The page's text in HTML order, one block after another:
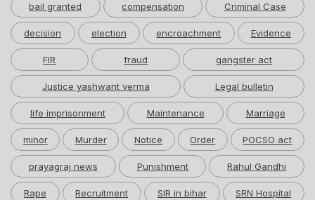
bail granted compensation Criminal Case
decision election encroachment Evidence
FIR fraud gangster act
Justice yashwant verma Legal bulletin
life imprisonment Maintenance Marriage
minor Murder Notice Order POCSO act
prayagraj news Punishment Rahul Gandhi
Rape Recruitment SIR in bihar SRN Hospital